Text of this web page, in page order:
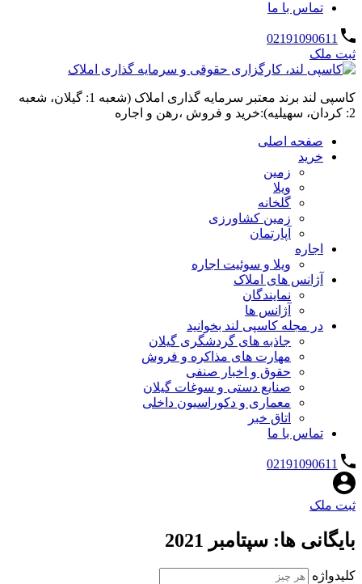
تماس با ما
02191090611
ثبت ملک
کاسپی لند برند معتبر سرمایه گذاری املاک (شعبه 1: گیلان، شعبه
2: کردان، سهیلیه):خرید و فروش ،رهن و اجاره
صفحه اصلی
خرید
زمین
ویلا
گلخانه
زمین کشاورزی
آپارتمان
اجاره
ویلا و سوئیت اجاره
آژانس های املاک
نمایندگان
آژانس ها
در مجله کاسپی لند بخوانید
جاذبه های گردشگری گیلان
مهارت های مذاکره و فروش
حقوق و اخبار صنفی
صنایع دستی و سوغات گیلان
معماری و دکوراسیون داخلی
اتاق خبر
تماس با ما
02191090611
ثبت ملک
بایگانی ها: سپتامبر 2021
کلیدواژه